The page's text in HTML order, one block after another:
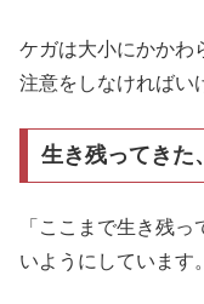
ケガは大小にかかわ
注意をしなければい
生き残ってきた
「ここまで生き残
いようにしています。